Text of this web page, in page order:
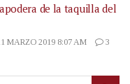
de la taquilla del
MARZO 2019 8:07 AM 3